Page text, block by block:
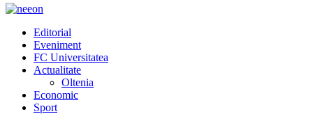
Editorial
Eveniment
FC Universitatea
Actualitate
Oltenia
Economic
Sport